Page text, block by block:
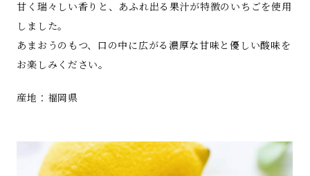
甘く瑞々しい香りと、あふれ出る果汁が特徴のいちごを使用
しました。
あまおうのもつ、口の中に広がる濃厚な甘味と優しい酸味を
お楽しみください。
産地：福岡県